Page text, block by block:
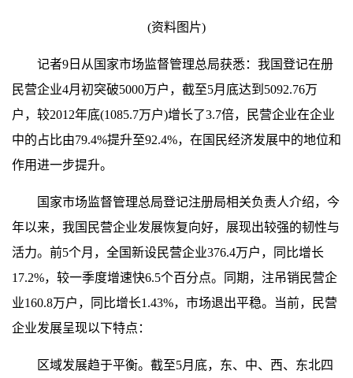
(资料图片)
记者9日从国家市场监督管理总局获悉：我国登记在册
民营企业4月初突破5000万户，截至5月底达到5092.76万
户，较2012年底(1085.7万户)增长了3.7倍，民营企业在企业
中的占比由79.4%提升至92.4%，在国民经济发展中的地位和
作用进一步提升。
国家市场监督管理总局登记注册局相关负责人介绍，今
年以来，我国民营企业发展恢复向好，展现出较强的韧性与
活力。前5个月，全国新设民营企业376.4万户，同比增长
17.2%，较一季度增速快6.5个百分点。同期，注吊销民营企
业160.8万户，同比增长1.43%，市场退出平稳。当前，民营
企业发展呈现以下特点：
区域发展趋于平衡。截至5月底，东、中、西、东北四